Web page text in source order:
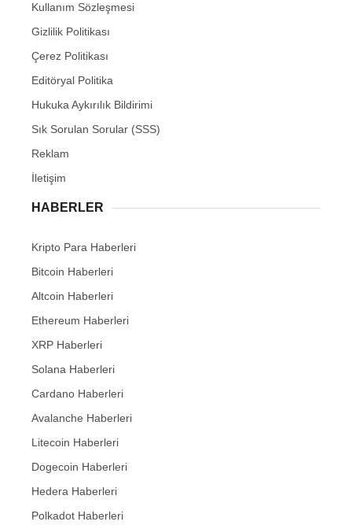
Kullanım Sözleşmesi
Gizlilik Politikası
Çerez Politikası
Editöryal Politika
Hukuka Aykırılık Bildirimi
Sık Sorulan Sorular (SSS)
Reklam
İletişim
HABERLER
Kripto Para Haberleri
Bitcoin Haberleri
Altcoin Haberleri
Ethereum Haberleri
XRP Haberleri
Solana Haberleri
Cardano Haberleri
Avalanche Haberleri
Litecoin Haberleri
Dogecoin Haberleri
Hedera Haberleri
Polkadot Haberleri